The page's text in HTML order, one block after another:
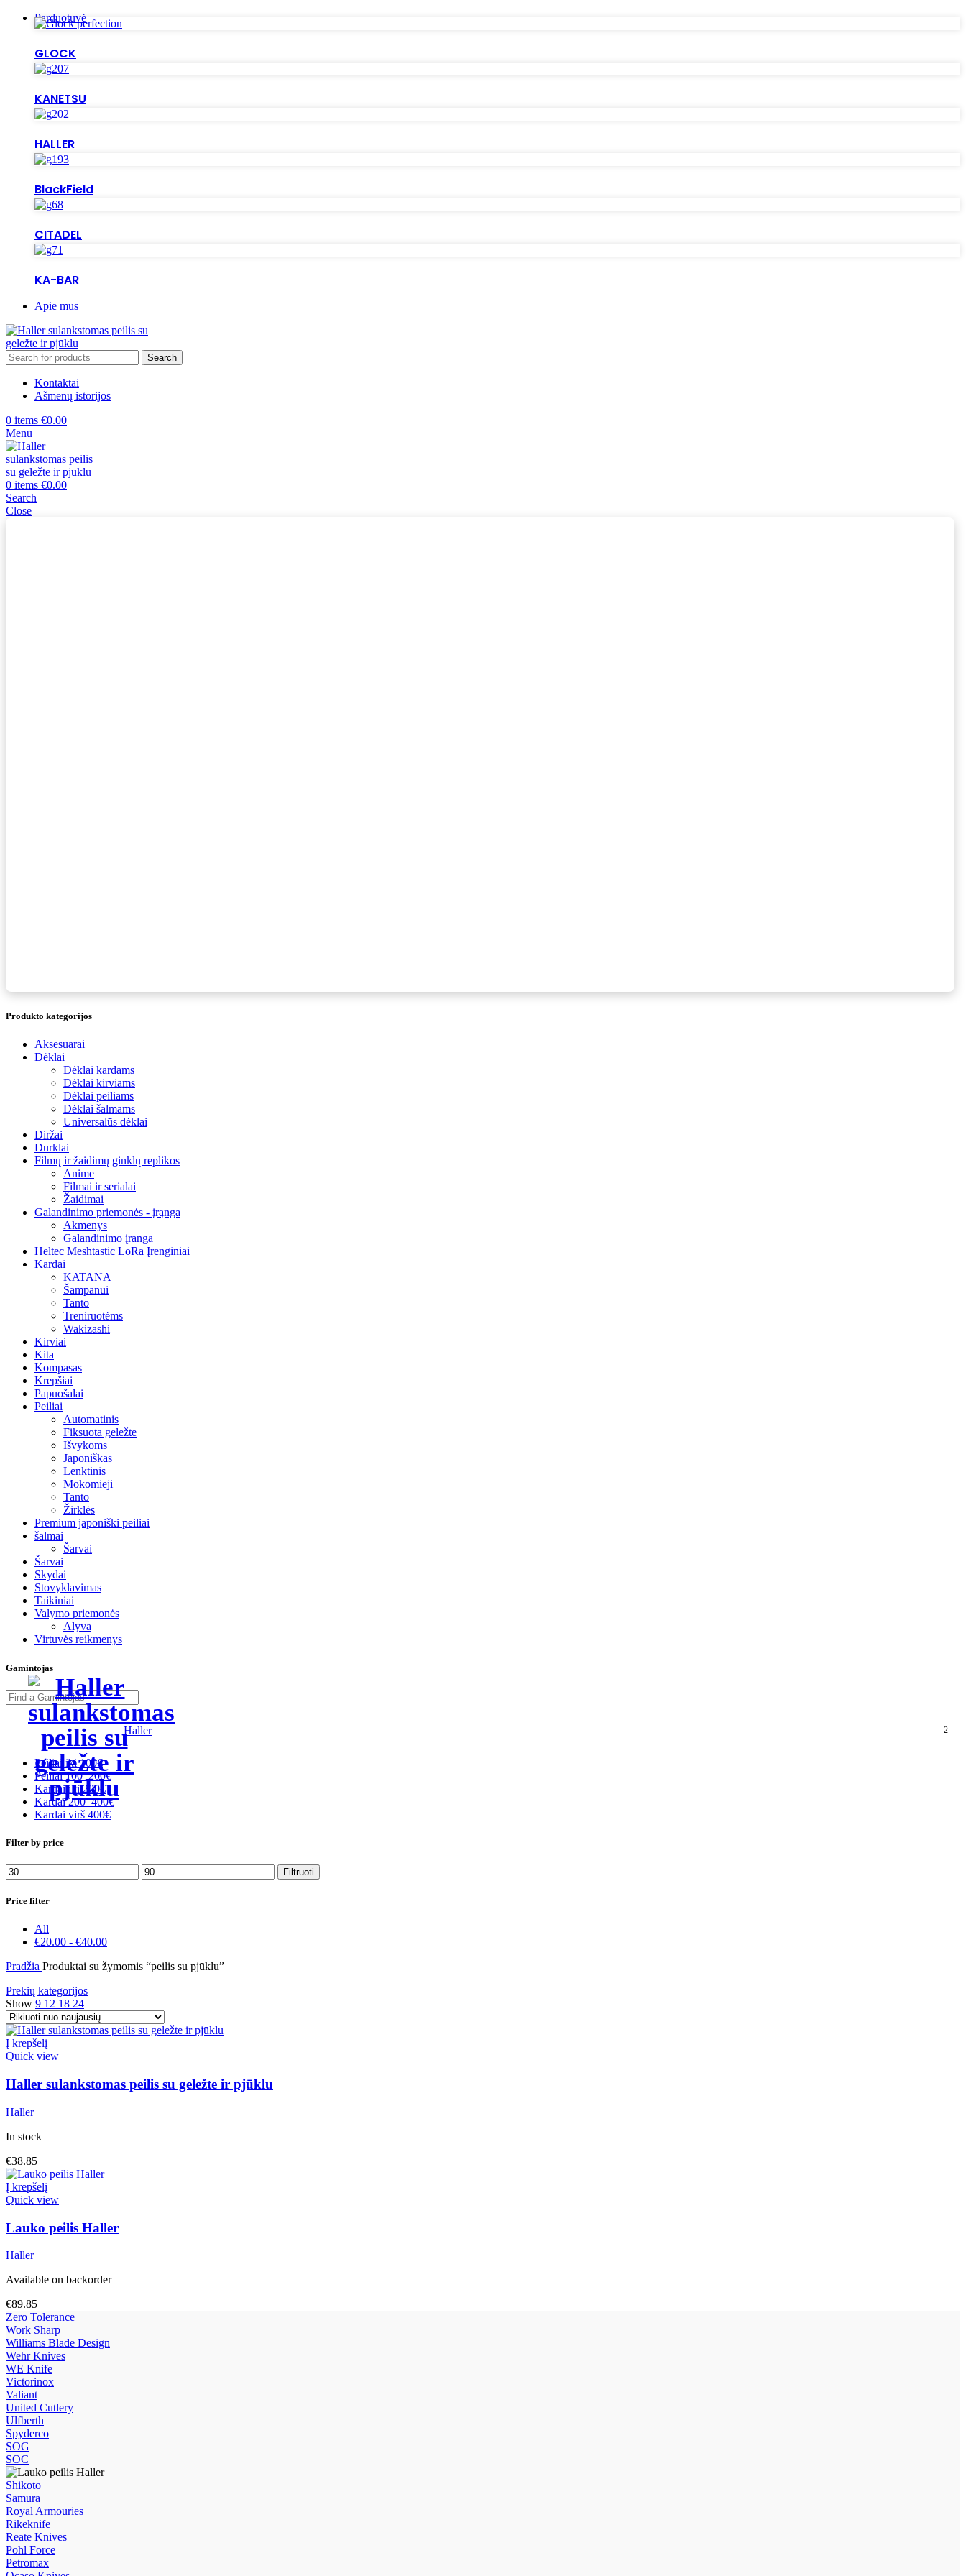
Parduotuvė
GLOCK
KANETSU
HALLER
BlackField
CITADEL
KA-BAR
Apie mus
Search
Kontaktai
Ašmenų istorijos
0 items €0.00
Menu
0 items €0.00
Search
Close
Produkto kategorijos
Aksesuarai
Dėklai
Dėklai kardams
Dėklai kirviams
Dėklai peiliams
Dėklai šalmams
Universalūs dėklai
Diržai
Durklai
Filmų ir žaidimų ginklų replikos
Anime
Filmai ir serialai
Žaidimai
Galandinimo priemonės - įrąnga
Akmenys
Galandinimo įranga
Heltec Meshtastic LoRa Įrenginiai
Kardai
KATANA
Šampanui
Tanto
Treniruotėms
Wakizashi
Kirviai
Kita
Kompasas
Krepšiai
Papuošalai
Peiliai
Automatinis
Fiksuota geležte
Išvykoms
Japoniškas
Lenktinis
Mokomieji
Tanto
Žirklės
Premium japoniški peiliai
šalmai
Šarvai
Šarvai
Skydai
Stovyklavimas
Taikiniai
Valymo priemonės
Alyva
Virtuvės reikmenys
Gamintojas
Haller 2
Peiliai iki 100€
Peiliai 100–200€
Kardai iki 200€
Kardai 200–400€
Kardai virš 400€
Filter by price
Min
kaina
Maks
kaina
Filtruoti
Price filter
All
€20.00 - €40.00
Pradžia Produktai su žymomis “peilis su pjūklu”
Prekių kategorijos
Show 9 12 18 24
Į krepšelį
Quick view
Haller sulankstomas peilis su geležte ir pjūklu
Haller
In stock
€38.85
Į krepšelį
Quick view
Lauko peilis Haller
Haller
Available on backorder
€89.85
Zero Tolerance
Work Sharp
Williams Blade Design
Wehr Knives
WE Knife
Victorinox
Valiant
United Cutlery
Ulfberth
Spyderco
SOG
SOC
Shikoto
Samura
Royal Armouries
Rikeknife
Reate Knives
Pohl Force
Petromax